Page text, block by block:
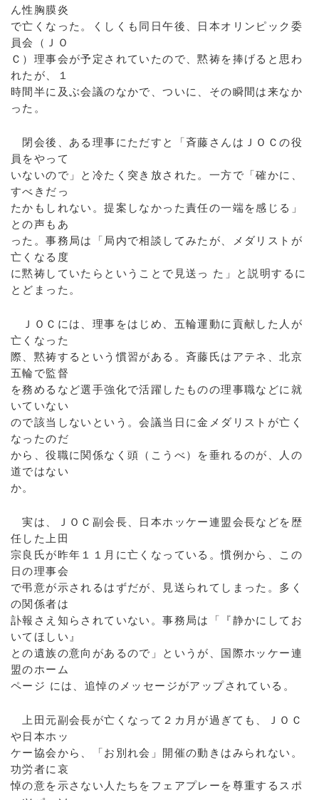
ん性胸膜炎
で亡くなった。くしくも同日午後、日本オリンピック委
員会（ＪＯ
Ｃ）理事会が予定されていたので、黙祷を捧げると思わ
れたが、１
時間半に及ぶ会議のなかで、ついに、その瞬間は来なか
った。
閉会後、ある理事にただすと「斉藤さんはＪＯＣの役
員をやって
いないので」と冷たく突き放された。一方で「確かに、
すべきだっ
たかもしれない。提案しなかった責任の一端を感じる」
との声もあ
った。事務局は「局内で相談してみたが、メダリストが
亡くなる度
に黙祷していたらということで見送っ た」と説明するに
とどまった。
ＪＯＣには、理事をはじめ、五輪運動に貢献した人が
亡くなった
際、黙祷するという慣習がある。斉藤氏はアテネ、北京
五輪で監督
を務めるなど選手強化で活躍したものの理事職などに就
いていない
ので該当しないという。会議当日に金メダリストが亡く
なったのだ
から、役職に関係なく頭（こうべ）を垂れるのが、人の
道ではない
か。
実は、ＪＯＣ副会長、日本ホッケー連盟会長などを歴
任した上田
宗良氏が昨年１１月に亡くなっている。慣例から、この
日の理事会
で弔意が示されるはずだが、見送られてしまった。多く
の関係者は
訃報さえ知らされていない。事務局は「『静かにしてお
いてほしい』
との遺族の意向があるので」というが、国際ホッケー連
盟のホーム
ページ には、追悼のメッセージがアップされている。
上田元副会長が亡くなって２カ月が過ぎても、ＪＯＣ
や日本ホッ
ケー協会から、「お別れ会」開催の動きはみられない。
功労者に哀
悼の意を示さない人たちをフェアプレーを尊重するスポ